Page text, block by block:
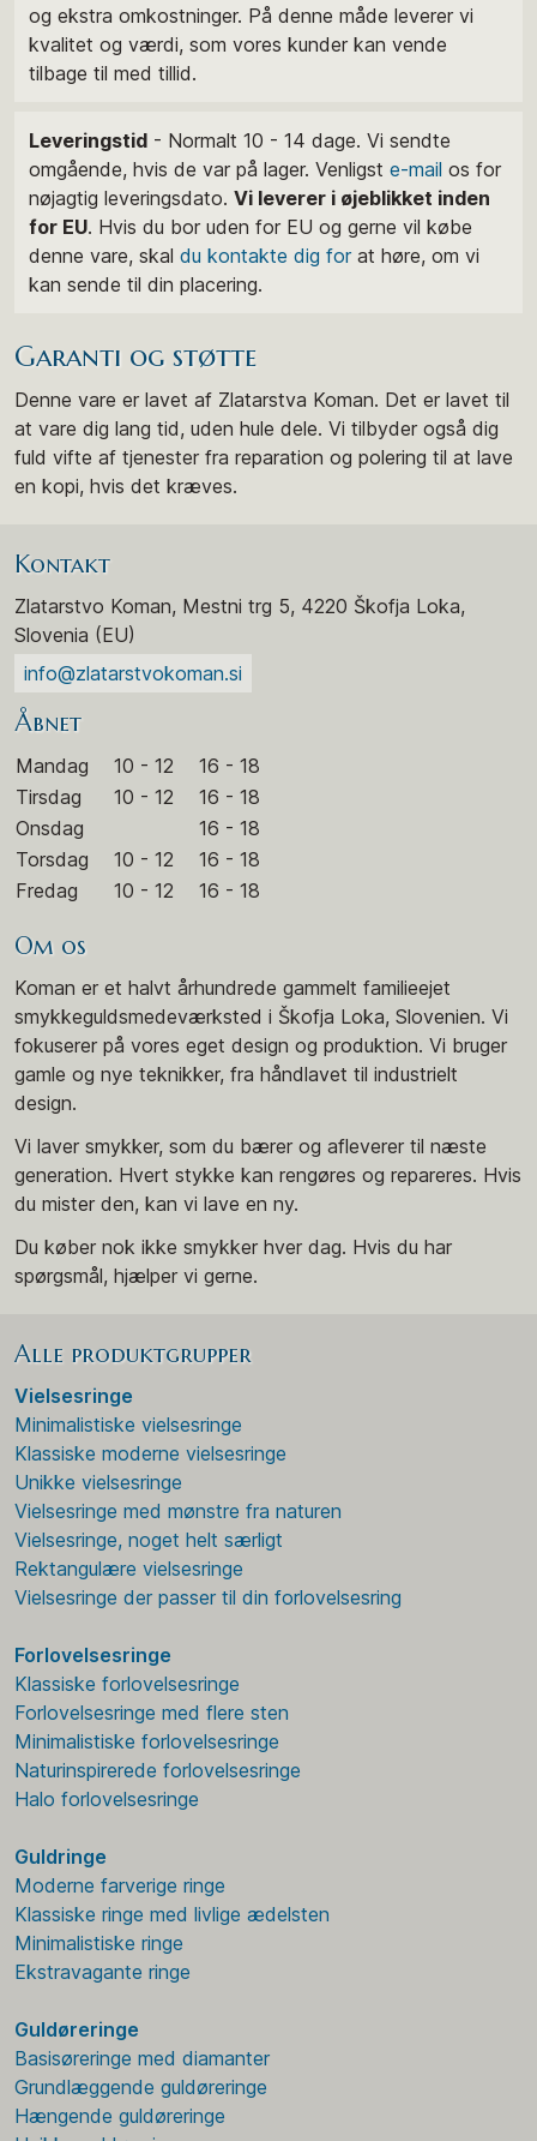
og ekstra omkostninger. På denne måde leverer vi
kvalitet og værdi, som vores kunder kan vende
tilbage til med tillid.
Leveringstid - Normalt 10 - 14 dage. Vi sendte
omgående, hvis de var på lager. Venligst e-mail os for
nøjagtig leveringsdato. Vi leverer i øjeblikket inden
for EU. Hvis du bor uden for EU og gerne vil købe
denne vare, skal du kontakte dig forat høre, om vi
kan sende til din placering.
Garanti og støtte
Denne vare er lavet af Zlatarstva Koman. Det er lavet til
at vare dig lang tid, uden hule dele. Vi tilbyder også dig
fuld vifte af tjenester fra reparation og polering til at lave
en kopi, hvis det kræves.
Kontakt
Zlatarstvo Koman, Mestni trg 5, 4220 Škofja Loka,
Slovenia (EU)
info@zlatarstvokoman.si
Åbnet
Mandag 10 - 12
16 - 18
Tirsdag
10 - 12
16 - 18
Onsdag
16 - 18
Torsdag
10 - 12
16 - 18
Fredag
10 - 12 16 - 18
Om os
Koman er et halvt århundrede gammelt familieejet
smykkeguldsmedeværksted i Škofja Loka, Slovenien. Vi
fokuserer på vores eget design og produktion. Vi bruger
gamle og nye teknikker, fra håndlavet til industrielt
design.
Vi laver smykker, som du bærer og afleverer til næste
generation. Hvert stykke kan rengøres og repareres. Hvis
du mister den, kan vi lave en ny.
Du køber nok ikke smykker hver dag. Hvis du har
spørgsmål, hjælper vi gerne.
Alle produktgrupper
Vielsesringe
Minimalistiske vielsesringe
Klassiske moderne vielsesringe
Unikke vielsesringe
Vielsesringe med mønstre fra naturen
Vielsesringe, noget helt særligt
Rektangulære vielsesringe
Vielsesringe der passer til din forlovelsesring
Forlovelsesringe
Klassiske forlovelsesringe
Forlovelsesringe med flere sten
Minimalistiske forlovelsesringe
Naturinspirerede forlovelsesringe
Halo forlovelsesringe
Guldringe
Moderne farverige ringe
Klassiske ringe med livlige ædelsten
Minimalistiske ringe
Ekstravagante ringe
Guldøreringe
Basisøreringe med diamanter
Grundlæggende guldøreringe
Hængende guldøreringe